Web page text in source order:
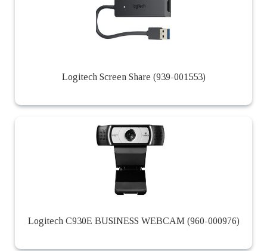
Logitech Screen Share (939-001553)
Logitech C930E BUSINESS WEBCAM (960-000976)